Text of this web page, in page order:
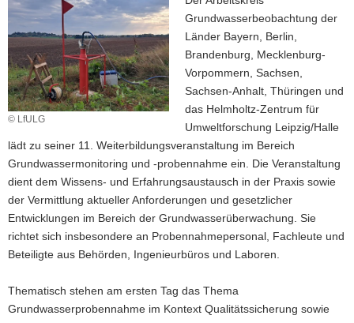
© LfULG
Grundwasserbeobachtung der
Länder Bayern, Berlin,
Brandenburg, Mecklenburg-
Vorpommern, Sachsen,
Sachsen-Anhalt, Thüringen und
das Helmholtz-Zentrum für
Umweltforschung Leipzig/Halle
lädt zu seiner 11. Weiterbildungsveranstaltung im Bereich
Grundwassermonitoring und -probennahme ein. Die Veranstaltung
dient dem Wissens- und Erfahrungsaustausch in der Praxis sowie
der Vermittlung aktueller Anforderungen und gesetzlicher
Entwicklungen im Bereich der Grundwasserüberwachung. Sie
richtet sich insbesondere an Probennahmepersonal, Fachleute und
Beteiligte aus Behörden, Ingenieurbüros und Laboren.
Thematisch stehen am ersten Tag das Thema
Grundwasserprobennahme im Kontext Qualitätssicherung sowie